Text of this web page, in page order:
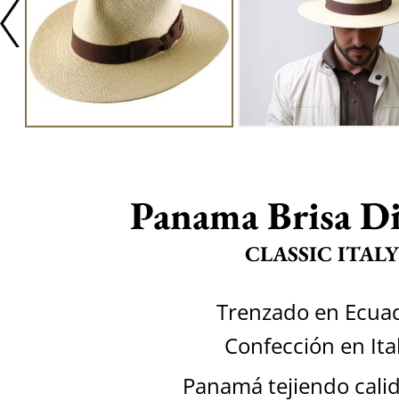
Panama Brisa
CLASSIC ITALY
Trenzado en
Confección en
Panamá tejiendo